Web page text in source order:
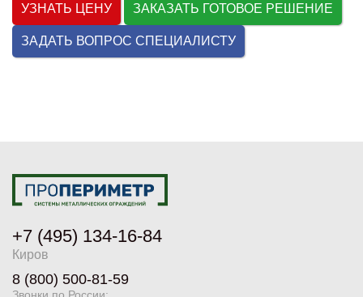
УЗНАТЬ ЦЕНУ ЗАКАЗАТЬ ГОТОВОЕ РЕШЕНИЕ
ЗАДАТЬ ВОПРОС СПЕЦИАЛИСТУ
+7 (495) 134-16-84
Киров
8 (800) 500-81-59